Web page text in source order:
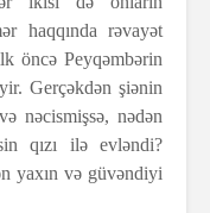
haqqında rəvayət
öncə Peyqəmbərin
Gerçəkdən şiənin
nəcismişsə, nədən
qızı ilə evləndi?
yaxın və güvəndiyi